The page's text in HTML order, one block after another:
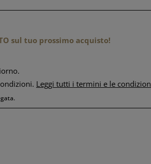
sul tuo prossimo acquisto!
Leggi tutti i termini e le